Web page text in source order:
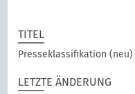
TITEL
Presseklassifikation (neu)
LETZTE ÄNDERUNG